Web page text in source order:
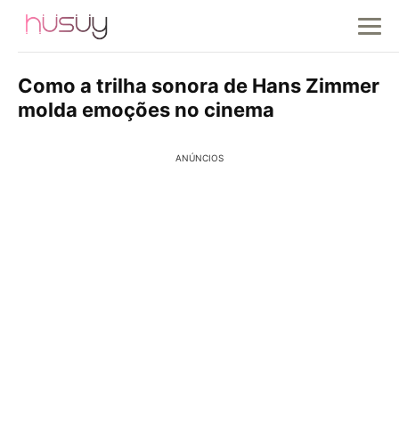
Como a trilha sonora de Hans Zimmer
molda emoções no cinema
ANÚNCIOS